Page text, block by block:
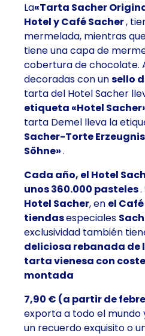
La«Tarta Sacher
Hotel y Café Sacher,
mermelada, mientras
tiene una capa de
cobertura de chocolate.
decoradas con unsello
tarta del Hotel Sacher
etiqueta «Hotel
tarta Demel lleva la
Sacher-Torte
Söhne».
Cada año, el Hotel
unos 360.000 pasteles
Hotel Sacher, en el
tiendasespeciales
exclusividad también
deliciosa rebanada de
tarta vienesa con
montada
7,90 € (a partir de
exporta a todo el
un recuerdo exquisito o